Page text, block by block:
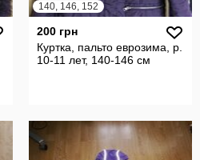
140, 146, 152
200 грн
Куртка, пальто еврозима, р.
10-11 лет, 140-146 см